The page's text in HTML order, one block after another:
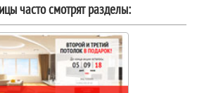
часто смотрят разделы: